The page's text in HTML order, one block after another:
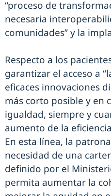
“proceso de
necesaria
comunidades” y la
Respecto a los
garantizar el acceso a
eficaces innovaciones
más corto posible y en
igualdad, siempre y
aumento de la
En esta línea, la
necesidad de una
definido por el
permita aumentar la